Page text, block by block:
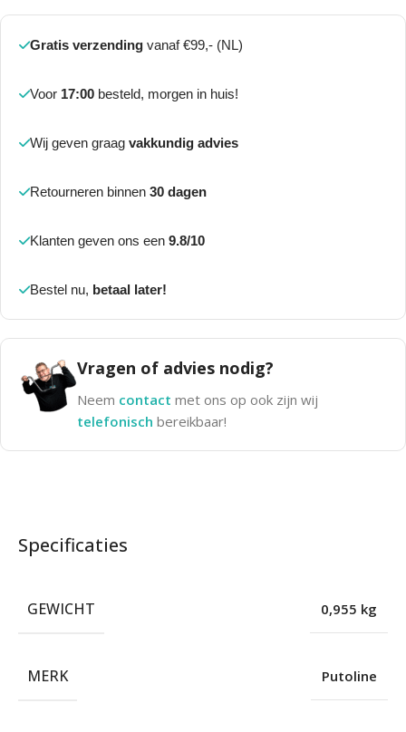
Gratis verzending vanaf €99,- (NL)
Voor 17:00 besteld, morgen in huis!
Wij geven graag vakkundig advies
Retourneren binnen 30 dagen
Klanten geven ons een 9.8/10
Bestel nu, betaal later!
Vragen of advies nodig?
Neem contact met ons op ook zijn wij
telefonisch bereikbaar!
Specificaties
GEWICHT 0,955 kg
MERK Putoline